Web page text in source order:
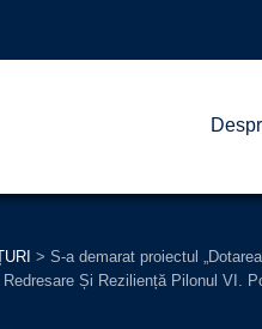
> S-a demarat proiectul
Redresare Și Reziliență Pilonul VI.